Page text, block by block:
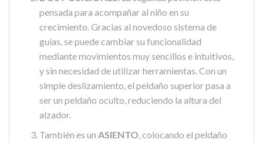
pensada para acompañar al niño en su
crecimiento. Gracias al novedoso sistema de
guías, se puede cambiar su funcionalidad
mediante movimientos muy sencillos e intuitivos,
y sin necesidad de utilizar herramientas. Con un
simple deslizamiento, el peldaño superior pasa a
ser un peldaño oculto, reduciendo la altura del
alzador.
También es un ASIENTO, colocando el peldaño